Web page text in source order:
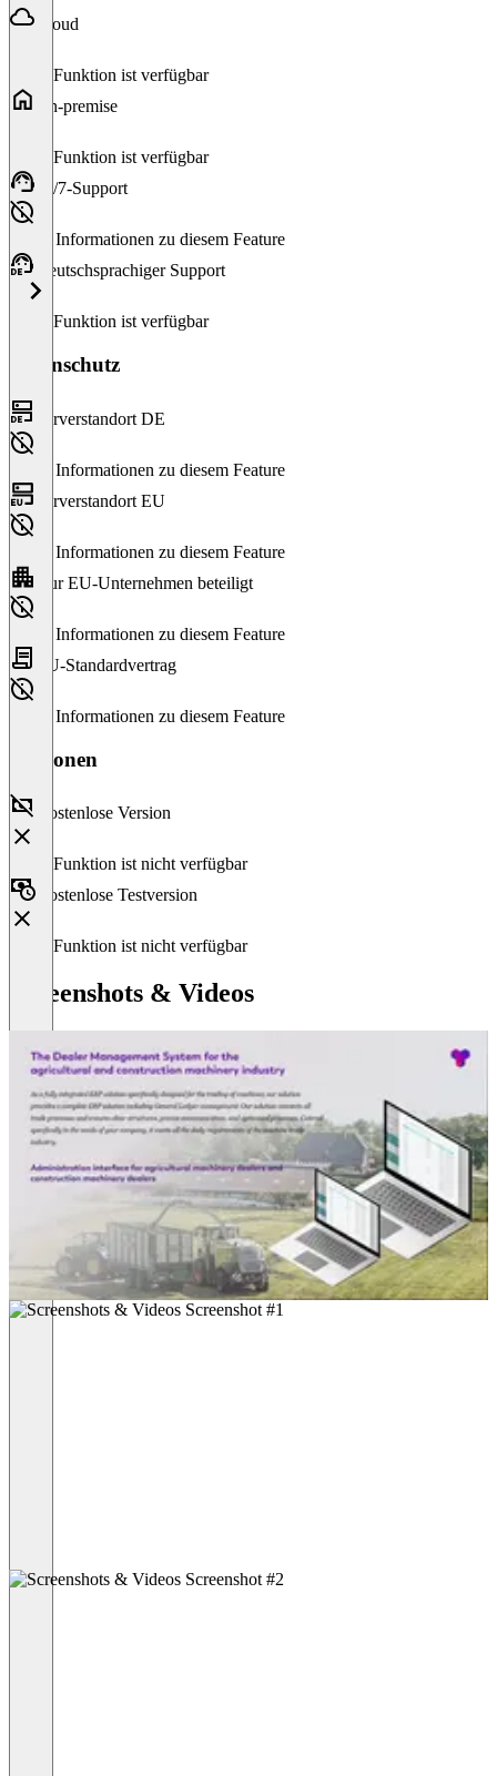
Cloud
Diese Funktion ist verfügbar
On-premise
Diese Funktion ist verfügbar
24/7-Support
Keine Informationen zu diesem Feature
Deutschsprachiger Support
Diese Funktion ist verfügbar
Datenschutz
Serverstandort DE
Keine Informationen zu diesem Feature
Serverstandort EU
Keine Informationen zu diesem Feature
Nur EU-Unternehmen beteiligt
Keine Informationen zu diesem Feature
EU-Standardvertrag
Keine Informationen zu diesem Feature
Versionen
Kostenlose Version
Diese Funktion ist nicht verfügbar
Kostenlose Testversion
Diese Funktion ist nicht verfügbar
Screenshots & Videos